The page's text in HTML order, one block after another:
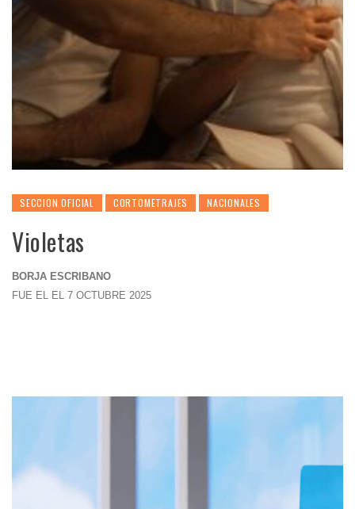
SECCION OFICIAL CORTOMETRAJES NACIONALES
Violetas
BORJA ESCRIBANO
FUE EL EL 7 OCTUBRE 2025